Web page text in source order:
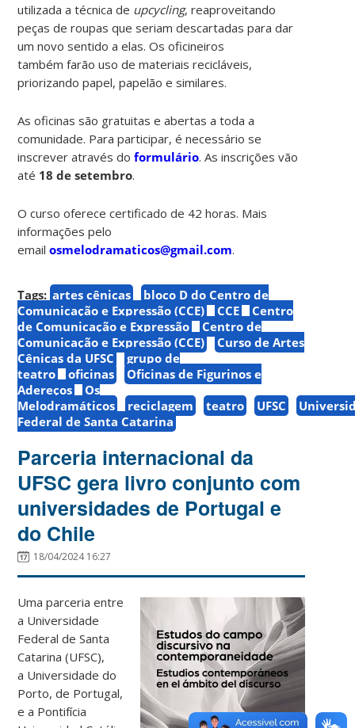
utilizada a técnica de upcycling, reaproveitando
peças de roupas que seriam descartadas para dar
um novo sentido a elas. Os oficineiros
também farão uso de materiais recicláveis,
priorizando papel, papelão e similares.
As oficinas são gratuitas e abertas a toda a
comunidade. Para participar, é necessário se
inscrever através doformulário. As inscrições vão
até 18 de setembro.
O curso oferece certificado de 42 horas. Mais
informações pelo
emailosmelodramaticos@gmail.com.
Tags: artes cênicas
bloco D do Centro de
Comunicação e Expressão (CCE)
CCE
Centro
de Comunicação e Expressão
Centro de
Comunicação e Expressão (CCE)
Curso de Artes
Cênicas da UFSC
grupo de
teatro
oficinas
Oficinas de Figurinos e
Adereços
Os
Melodramáticos
reciclagem teatro UFSC
Federal de Santa Catarina
Parceria internacional da
UFSC gera livro conjunto com
universidades de Portugal e
do Chile
18/04/2024 16:27
Uma parceria entre
a Universidade
Federal de Santa
Catarina (UFSC),
a Universidade do
Porto, de Portugal,
e a Pontifícia